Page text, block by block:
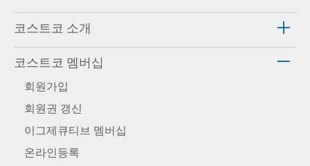
코스트코 소개
코스트코 멤버십
회원가입
회원권 갱신
이그제큐티브 멤버십
온라인등록